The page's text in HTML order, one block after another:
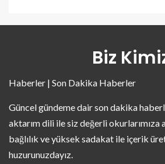
Biz
Haberler | Son Dakika Haberler
Güncel gündeme dair son dakika
aktarım dili ile siz değerli okurlarımıza
bağlılık ve yüksek sadakat ile içerik
huzurunuzdayız.